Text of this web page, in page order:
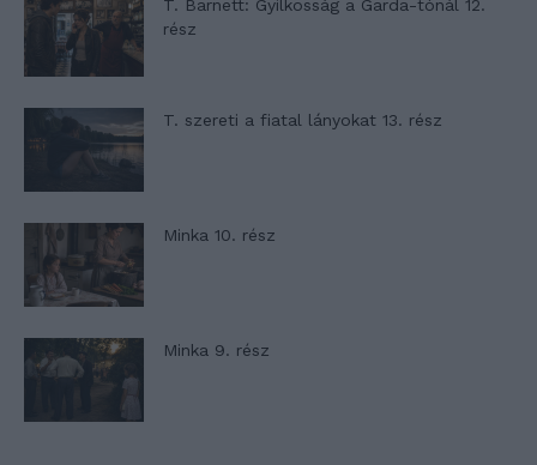
T. Barnett: Gyilkosság a Garda-tónál 12.
rész
T. szereti a fiatal lányokat 13. rész
Minka 10. rész
Minka 9. rész